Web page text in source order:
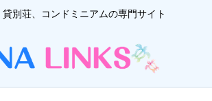
別荘、コンドミニアムの専門サイト